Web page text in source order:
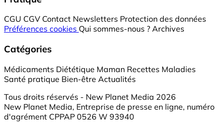
CGU CGV Contact Newsletters Protection des données
Préférences cookies Qui sommes-nous ? Archives
Catégories
Médicaments Diététique Maman Recettes Maladies
Santé pratique Bien-être Actualités
Tous droits réservés - New Planet Media 2026
New Planet Media, Entreprise de presse en ligne, numéro
d'agrément CPPAP 0526 W 93940